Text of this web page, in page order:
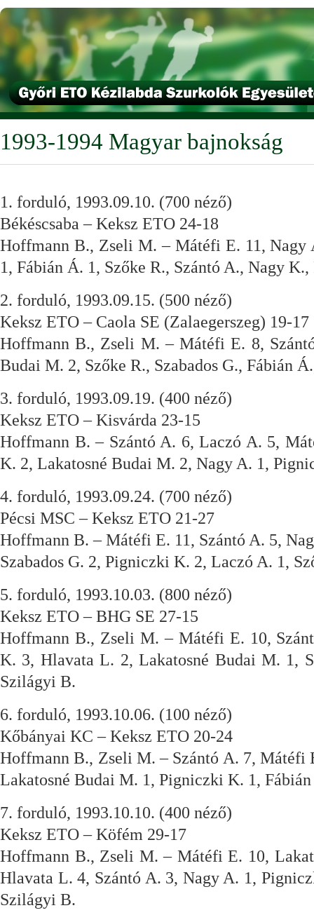
1993-1994 Magyar bajnokság
1. forduló, 1993.09.10. (700 néző)
Békéscsaba – Keksz ETO 24-18
Hoffmann B., Zseli M. – Mátéfi E. 11, Nagy
1, Fábián Á. 1, Szőke R., Szántó A., Nagy
2. forduló, 1993.09.15. (500 néző)
Keksz ETO – Caola SE (Zalaegerszeg) 19-17
Hoffmann B., Zseli M. – Mátéfi E. 8,
Budai M. 2, Szőke R., Szabados G., Fábián
3. forduló, 1993.09.19. (400 néző)
Keksz ETO – Kisvárda 23-15
Hoffmann B. – Szántó A. 6, Laczó A. 5,
K. 2, Lakatosné Budai M. 2, Nagy A. 1,
4. forduló, 1993.09.24. (700 néző)
Pécsi MSC – Keksz ETO 21-27
Hoffmann B. – Mátéfi E. 11, Szántó A. 5,
Szabados G. 2, Pigniczki K. 2, Laczó A. 1,
5. forduló, 1993.10.03. (800 néző)
Keksz ETO – BHG SE 27-15
Hoffmann B., Zseli M. – Mátéfi E. 10,
K. 3, Hlavata L. 2, Lakatosné Budai M. 1,
Szilágyi B.
6. forduló, 1993.10.06. (100 néző)
Kőbányai KC – Keksz ETO 20-24
Hoffmann B., Zseli M. – Szántó A. 7, Mátéfi
Lakatosné Budai M. 1, Pigniczki K. 1,
7. forduló, 1993.10.10. (400 néző)
Keksz ETO – Köfém 29-17
Hoffmann B., Zseli M. – Mátéfi E. 10,
Hlavata L. 4, Szántó A. 3, Nagy A. 1,
Szilágyi B.